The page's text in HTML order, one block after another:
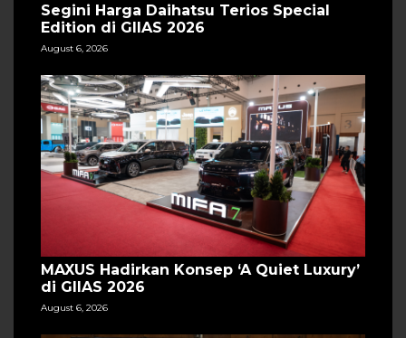
Segini Harga Daihatsu Terios Special
Edition di GIIAS 2026
August 6, 2026
MAXUS Hadirkan Konsep ‘A Quiet Luxury’
di GIIAS 2026
August 6, 2026